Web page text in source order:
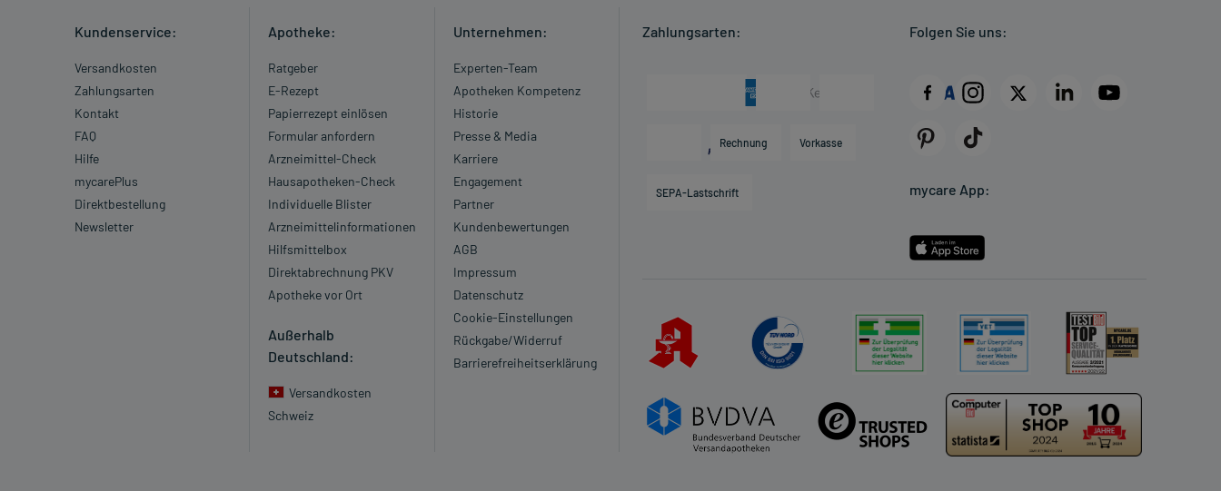
Kundenservice:
Versandkosten
Zahlungsarten
Kontakt
FAQ
Hilfe
mycarePlus
Direktbestellung
Newsletter
Apotheke:
Ratgeber
E-Rezept
Papierrezept einlösen
Formular anfordern
Arzneimittel-Check
Hausapotheken-Check
Individuelle Blister
Arzneimittelinformationen
Hilfsmittelbox
Direktabrechnung PKV
Apotheke vor Ort
Außerhalb
Deutschland:
Versandkosten
Schweiz
Unternehmen:
Experten-Team
Apotheken Kompetenz
Historie
Presse & Media
Karriere
Engagement
Partner
Kundenbewertungen
AGB
Impressum
Datenschutz
Cookie-Einstellungen
Rückgabe/Widerruf
Barrierefreiheitserklärung
Zahlungsarten:
Rechnung Vorkasse
SEPA-Lastschrift
Folgen Sie uns:
mycare App: